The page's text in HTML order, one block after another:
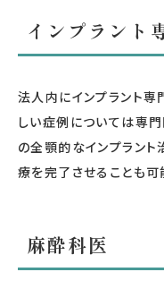
インプラント
法人内にインプラント
しい症例については専
の全顎的なインプラント
療を完了させることも可
麻酔科医